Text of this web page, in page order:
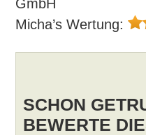
GmbH
Micha’s Wertung:
SCHON
BEWERTE